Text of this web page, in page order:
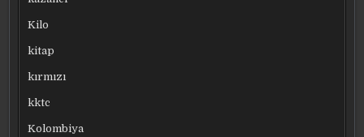
Kilo
kitap
kırmızı
kktc
Kolombiya